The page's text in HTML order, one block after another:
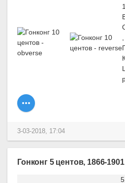
3-03-2018, 17:04
Гонконг 5 центов, 1866-1901